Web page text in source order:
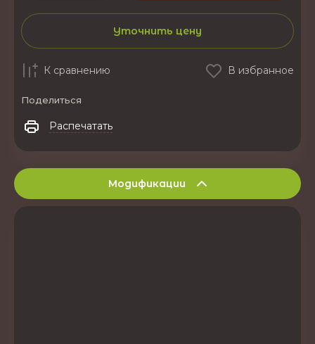
Уточнить цену
К сравнению В избранное
Поделиться
Распечатать
Модификации